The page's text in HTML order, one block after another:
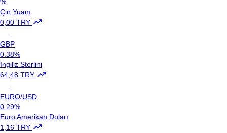
Çin Yuanı
0,00 TRY
GBP
0.38%
İngiliz Sterlini
64,48 TRY
EURO/USD
0.29%
Euro Amerikan Doları
1,16 TRY